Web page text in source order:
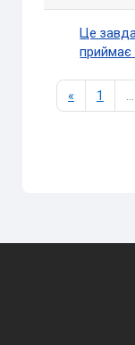
Це
приймає
« 1 …